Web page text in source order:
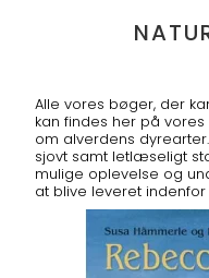
Alle vores bøger, der
kan findes her på
om alverdens
sjovt samt letlæseligt
mulige oplevelse og
at blive leveret